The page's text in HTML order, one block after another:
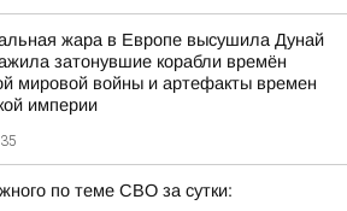
жара в Европе высушила Дунай
затонувшие корабли времён
мировой войны и артефакты времен
империи
по теме СВО за сутки: